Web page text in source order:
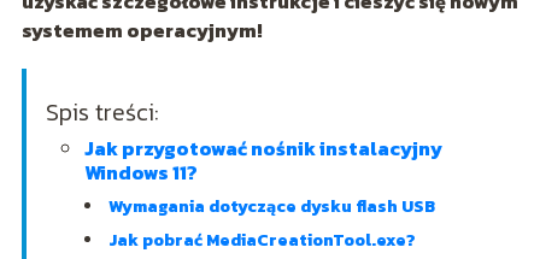
systemem operacyjnym!
Spis treści:
Jak przygotować nośnik instalacyjny
Windows 11?
Wymagania dotyczące dysku flash USB
Jak pobrać MediaCreationTool.exe?